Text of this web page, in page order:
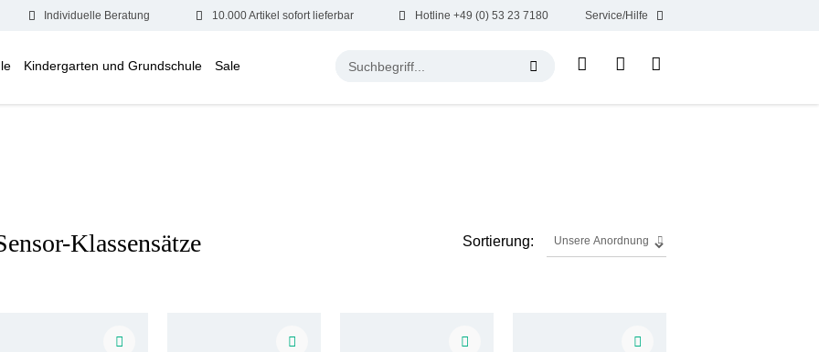
Individuelle Beratung 10.000 Artikel sofort lieferbar Hotline +49 (0) 53 23 7180 Service/Hilfe
Kindergarten und Grundschule Sale
Klassensätze Sortierung: